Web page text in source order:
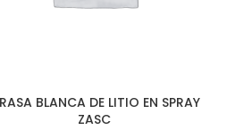
BLANCA DE LITIO EN SPRAY
ZASC